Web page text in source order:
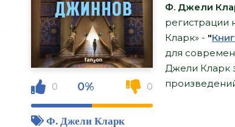
0 0% 0
Ф. Джели Кларк
Ф. Джели
регистрации
Кларк» - "
для
Джели Кларк